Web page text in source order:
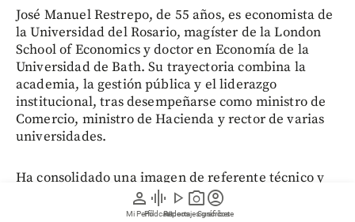
person
Mi Perfil
graphic_eq
Pódcast
play_arrow
Videos
photo_camera
Reportajes gráficos
account_circle
Suscríbete
José Manuel Restrepo, de 55 años, es economista de
la Universidad del Rosario, magíster de la London
School of Economics y doctor en Economía de la
Universidad de Bath. Su trayectoria combina la
academia, la gestión pública y el liderazgo
institucional, tras desempeñarse como ministro de
Comercio, ministro de Hacienda y rector de varias
universidades.
Ha consolidado una imagen de referente técnico y
defensor de la disciplina fiscal, la institucionalidad
y el rigor académico. Su visión del servicio público